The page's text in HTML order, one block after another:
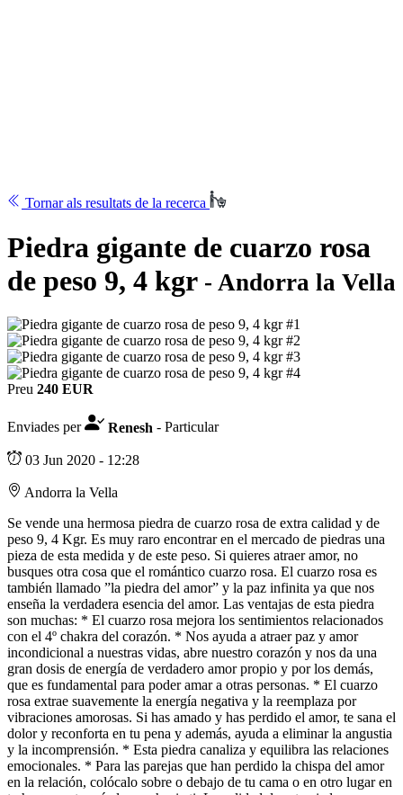
Tornar als resultats de la recerca
Piedra gigante de cuarzo rosa
de peso 9, 4 kgr - Andorra la Vella
Preu 240 EUR
Enviades per Renesh- Particular
03 Jun 2020 - 12:28
Andorra la Vella
Se vende una hermosa piedra de cuarzo rosa de extra calidad y de
peso 9, 4 Kgr. Es muy raro encontrar en el mercado de piedras una
pieza de esta medida y de este peso. Si quieres atraer amor, no
busques otra cosa que el romántico cuarzo rosa. El cuarzo rosa es
también llamado ”la piedra del amor” y la paz infinita ya que nos
enseña la verdadera esencia del amor. Las ventajas de esta piedra
son muchas: * El cuarzo rosa mejora los sentimientos relacionados
con el 4º chakra del corazón. * Nos ayuda a atraer paz y amor
incondicional a nuestras vidas, abre nuestro corazón y nos da una
gran dosis de energía de verdadero amor propio y por los demás,
que es fundamental para poder amar a otras personas. * El cuarzo
rosa extrae suavemente la energía negativa y la reemplaza por
vibraciones amorosas. Si has amado y has perdido el amor, te sana el
dolor y reconforta en tu pena y además, ayuda a eliminar la angustia
y la incomprensión. * Esta piedra canaliza y equilibra las relaciones
emocionales. * Para las parejas que han perdido la chispa del amor
en la relación, colócalo sobre o debajo de tu cama o en otro lugar en